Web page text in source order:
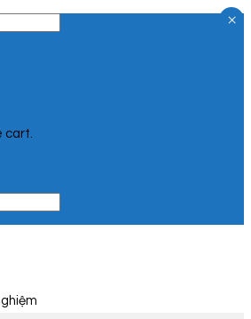
cart.
×